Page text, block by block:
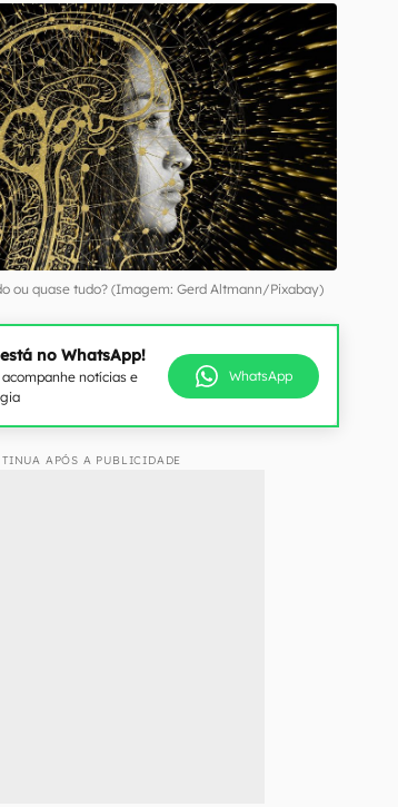
ou quase tudo? (Imagem: Gerd Altmann/Pixabay)
no WhatsApp!
notícias e
WhatsApp
APÓS A PUBLICIDADE